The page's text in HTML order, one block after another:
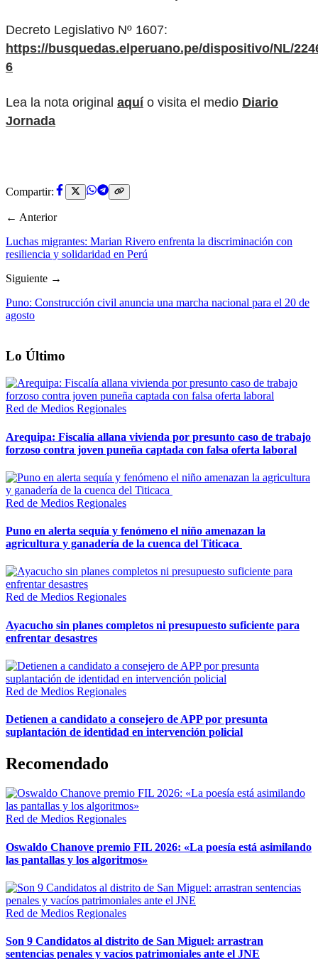
Decreto Legislativo Nº 1607:
https://busquedas.elperuano.pe/dispositivo/NL/
6
Lea la nota original aquí o visita el medio Diario
Jornada
Compartir:
← Anterior
Luchas migrantes: Marian Rivero enfrenta la discriminación con
resiliencia y solidaridad en Perú
Siguiente →
Puno: Construcción civil anuncia una marcha nacional para el 20 de
agosto
Lo Último
Red de Medios Regionales
Arequipa: Fiscalía allana vivienda por presunto caso de trabajo
forzoso contra joven puneña captada con falsa oferta laboral
Red de Medios Regionales
Puno en alerta sequía y fenómeno el niño amenazan la
agricultura y ganadería de la cuenca del Titicaca
Red de Medios Regionales
Ayacucho sin planes completos ni presupuesto suficiente para
enfrentar desastres
Red de Medios Regionales
Detienen a candidato a consejero de APP por presunta
suplantación de identidad en intervención policial
Recomendado
Red de Medios Regionales
Oswaldo Chanove premio FIL 2026: «La poesía está asimilando
las pantallas y los algoritmos»
Red de Medios Regionales
Son 9 Candidatos al distrito de San Miguel: arrastran
sentencias penales y vacíos patrimoniales ante el JNE